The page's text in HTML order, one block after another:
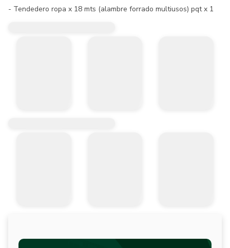
- Tendedero ropa x 18 mts (alambre forrado multiusos) pqt x 1